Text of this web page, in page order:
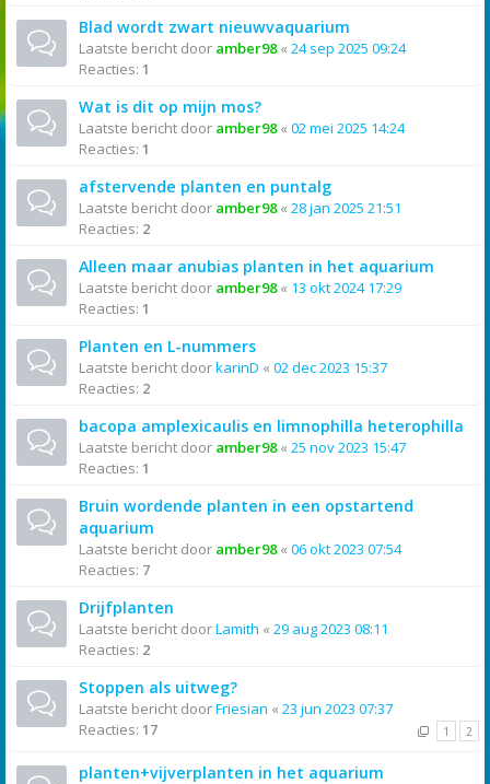
Blad wordt zwart nieuwvaquarium
Laatste bericht door amber98« 24 sep 2025 09:24
Reacties: 1
Wat is dit op mijn mos?
Laatste bericht door amber98« 02 mei 2025 14:24
Reacties: 1
afstervende planten en puntalg
Laatste bericht door amber98« 28 jan 2025 21:51
Reacties: 2
Alleen maar anubias planten in het aquarium
Laatste bericht door amber98« 13 okt 2024 17:29
Reacties: 1
Planten en L-nummers
Laatste bericht doorkarinD « 02 dec 2023 15:37
Reacties: 2
bacopa amplexicaulis en limnophilla heterophilla
Laatste bericht door amber98« 25 nov 2023 15:47
Reacties: 1
Bruin wordende planten in een opstartend
aquarium
Laatste bericht door amber98« 06 okt 2023 07:54
Reacties: 7
Drijfplanten
Laatste bericht doorLamith « 29 aug 2023 08:11
Reacties: 2
Stoppen als uitweg?
Laatste bericht doorFriesian « 23 jun 2023 07:37
Reacties: 17 1 2
planten+vijverplanten in het aquarium